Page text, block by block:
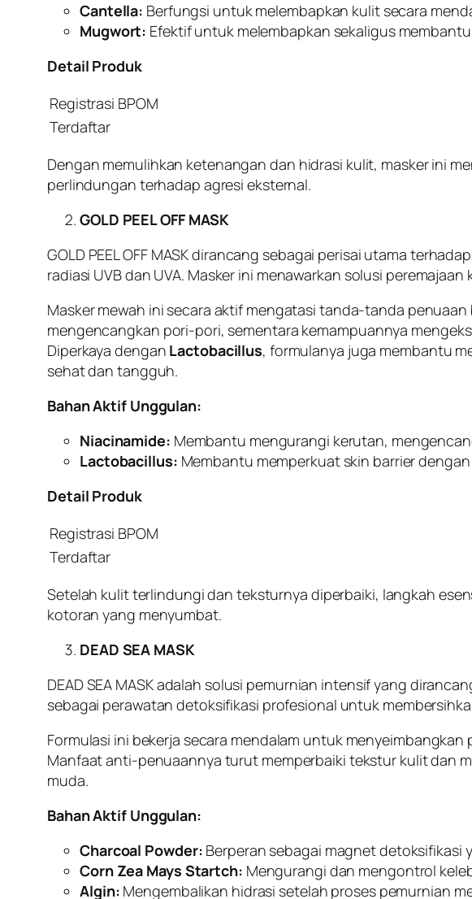
Cantella: Berfungsi untuk melembapkan kulit secara
Mugwort: Efektif untuk melembapkan sekaligus
Detail Produk
Registrasi BPOM
Terdaftar
Dengan memulihkan ketenangan dan hidrasi kulit, masker ini
perlindungan terhadap agresi eksternal.
GOLD PEEL OFF MASK
GOLD PEEL OFF MASK dirancang sebagai perisai utama
radiasi UVB dan UVA. Masker ini menawarkan solusi
Masker mewah ini secara aktif mengatasi tanda-tanda
mengencangkan pori-pori, sementara kemampuannya
Diperkaya dengan Lactobacillus, formulanya juga membantu
sehat dan tangguh.
Bahan Aktif Unggulan:
Niacinamide: Membantu mengurangi kerutan,
Lactobacillus: Membantu memperkuat skin barrier
Detail Produk
Registrasi BPOM
Terdaftar
Setelah kulit terlindungi dan teksturnya diperbaiki, langkah
kotoran yang menyumbat.
DEAD SEA MASK
DEAD SEA MASK adalah solusi pemurnian intensif yang
sebagai perawatan detoksifikasi profesional untuk
Formulasi ini bekerja secara mendalam untuk
Manfaat anti-penuaannya turut memperbaiki tekstur kulit dan
muda.
Bahan Aktif Unggulan:
Charcoal Powder: Berperan sebagai magnet detoksifikasi
Corn Zea Mays Startch: Mengurangi dan mengontrol
Algin: Mengembalikan hidrasi setelah proses pemurnian